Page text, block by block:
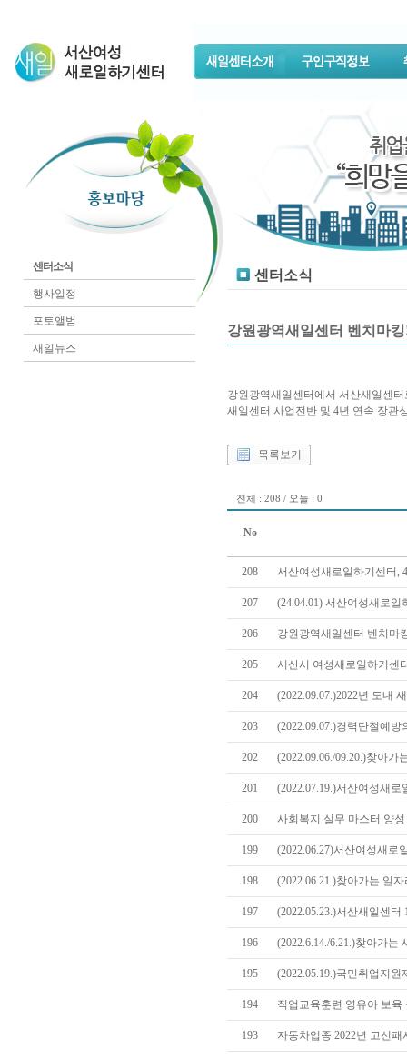
센터소식
행사일정
포토앨범
새일뉴스
센터소식
강원광역새일센터 벤치마
강원광역새일센터에서 서산새일센
새일센터 사업전반 및 4년 연속 장관
목록보기
전체 : 208 / 오늘 : 0
No
208 서산여성새로일하기센터,
207 (24.04.01) 서산여성새로
206 강원광역새일센터 벤치마
205 서산시 여성새로일하기센
204 (2022.09.07.)2022년 도내
203 (2022.09.07.)경력단절예
202 (2022.09.06./09.20.)찾아
201 (2022.07.19.)서산여성새
200 사회복지 실무 마스터 양
199 (2022.06.27)서산여성새로
198 (2022.06.21.)찾아가는 일
197 (2022.05.23.)서산새일센
196 (2022.6.14./6.21.)찾아가
195 (2022.05.19.)국민취업지
194 직업교육훈련 영유아 보
193 자동차업종 2022년 고선